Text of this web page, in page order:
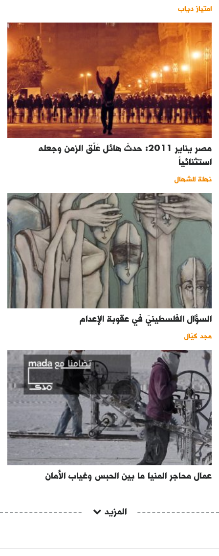
امتياز دياب
مصر يناير 2011: حدثٌ هائل عَلّق الزمن وجعله
استثنائياً
نهلة الشهال
السؤال الفلسطينيّ في عقوبة الإعدام
مجد كيّال
عمال محاجر المنيا ما بين الحبس وغياب الأمان
المزيد